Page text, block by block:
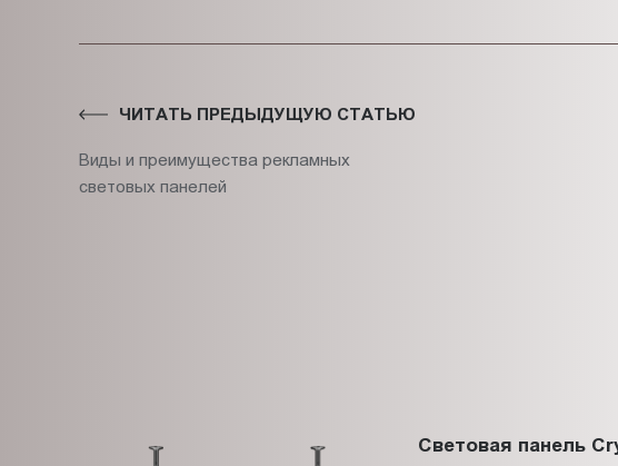
ЧИТАТЬ ПРЕДЫДУЩУЮ СТАТЬЮ
Виды и преимущества рекламных
световых панелей
Световая панель